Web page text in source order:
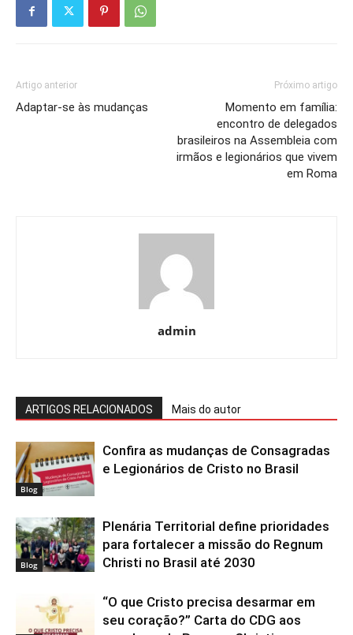
Artigo anterior
Adaptar-se às mudanças
Próximo artigo
Momento em família:
encontro de delegados
brasileiros na Assembleia com
irmãos e legionários que vivem
em Roma
admin
ARTIGOS RELACIONADOS Mais do autor
Blog
Confira as mudanças de Consagradas
e Legionários de Cristo no Brasil
Blog
Plenária Territorial define prioridades
para fortalecer a missão do Regnum
Christi no Brasil até 2030
“O que Cristo precisa desarmar em
seu coração?” Carta do CDG aos